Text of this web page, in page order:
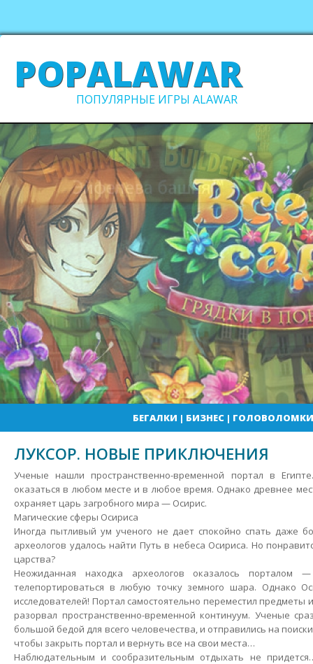
POPALAWAR
ПОПУЛЯРНЫЕ ИГРЫ ALAWAR
БЕГАЛКИ | БИЗНЕС| ГОЛОВОЛОМКИ
ЛУКСОР. НОВЫЕ ПРИКЛЮЧЕНИЯ
Ученые нашли пространственно-временной портал в
оказаться в любом месте и в любое время. Однако древнее
охраняет царь загробного мира — Осирис.
Магические сферы Осириса
Иногда пытливый ум ученого не дает спокойно спать даже
археологов удалось найти Путь в небеса Осириса. Но
царства?
Неожиданная находка археологов оказалось порталом
телепортироваться в любую точку земного шара. Однако
исследователей! Портал самостоятельно переместил предметы
разорвал пространственно-временной континуум. Ученые
большой бедой для всего человечества, и отправились на
чтобы закрыть портал и вернуть все на свои места…
Наблюдательным и сообразительным отдыхать не